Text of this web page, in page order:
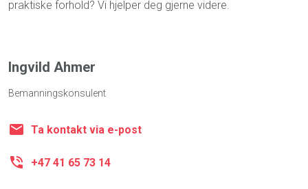
praktiske forhold? Vi hjelper deg gjerne videre.
Ingvild Ahmer
Bemanningskonsulent
Ta kontakt via e-post
+47 41 65 73 14